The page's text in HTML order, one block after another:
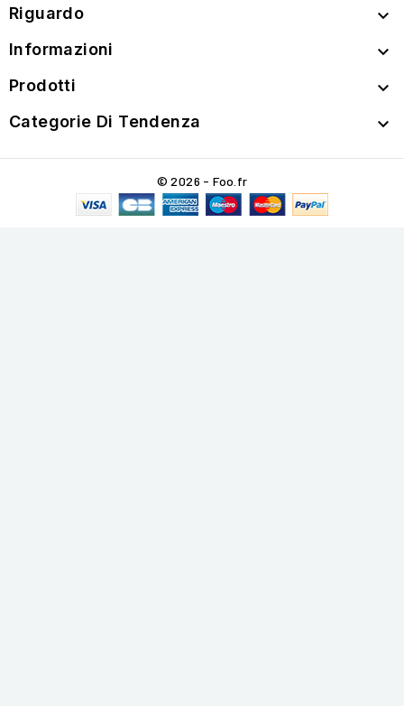
Riguardo 
Informazioni 
Prodotti 
Categorie Di Tendenza 
© 2026 - Foo.fr